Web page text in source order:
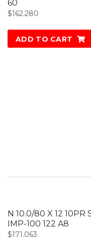
60
$162.280
ADD TO CART
N 10.0/80 X 12 10PR
IMP-100 122 A8
$171.063